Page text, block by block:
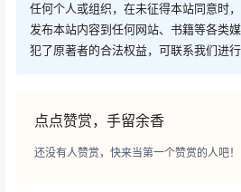
任何个人或组织，在未征得本站同意时
发布本站内容到任何网站、书籍等各类
犯了原著者的合法权益，可联系我们进行
点点赞赏，手留余香
还没有人赞赏，快来当第一个赞赏的人吧！